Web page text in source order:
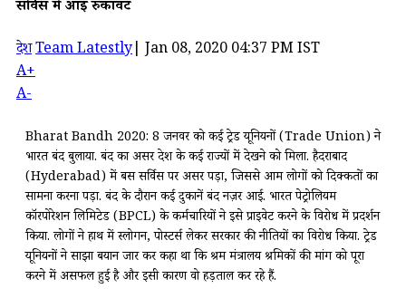
सर्विस में आई रुकावट
देशTeam Latestly Jan 08, 2020 04:37 PM IST
A+
A-
Bharat Bandh 2020: 8 जनवरी को कई ट्रेड यूनियनों (Trade Union) ने
भारत बंद बुलाया. बंद का असर देश के कई राज्यों में देखने को मिला. हैदराबाद
(Hyderabad) में बस सर्विस पर असर पड़ा, जिससे आम लोगों को दिक्कतों का
सामना करना पड़ा. बंद के दौरान कई दुकानें बंद नज़र आई. भारत पेट्रोलियम
कॉरपोरेशन लिमिटेड (BPCL) के कर्मचारियों ने इसे प्राइवेट करने के विरोध में प्रदर्शन
किया. लोगों ने हाथ में स्लोगन, पोस्टर्स लेकर सरकार की नीतियों का विरोध किया. ट्रेड
यूनियनों ने साझा बयान जारी कर कहा था कि श्रम मंत्रालय श्रमिकों की मांग को पूरा
करने में असफल हुई है और इसी कारण वो हड़ताल कर रहे हैं.